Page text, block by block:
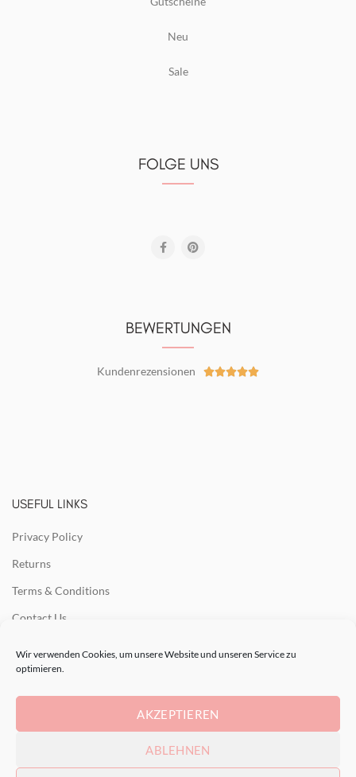
Wir verwenden Cookies, um unsere Website und unseren Service zu
optimieren.
AKZEPTIEREN
ABLEHNEN
Neu
Sale
FOLGE UNS
BEWERTUNGEN
Kundenrezensionen 
USEFUL LINKS
Privacy Policy
Returns
Terms & Conditions
Contact Us
Our Sitemap
RECENT POSTS